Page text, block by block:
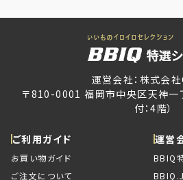
運営会社：株式会
〒810-0001 福岡市中央区天神一
付：4階）
ご利用ガイド
お買い物ガイド
ご注文について
運営
BBIQ